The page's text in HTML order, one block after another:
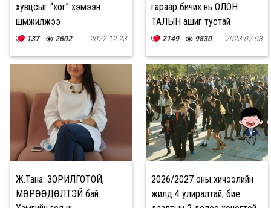
хувцсыг “хог” хэмээн
шүүмжилжээ
137 2602 2022-12-23
гараар бичих нь ОЛОН
ТАЛЫН ашиг тустай
2149 9830 2023-02-03
Ж.Тана: ЗОРИЛГОТОЙ,
МӨРӨӨДӨЛТЭЙ бай.
2026/2027 оны хичээлийн
жилд 4 улиралтай, бие